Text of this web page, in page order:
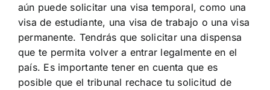
aún puede solicitar una visa temporal, como una
visa de estudiante, una visa de trabajo o una visa
permanente. Tendrás que solicitar una dispensa
que te permita volver a entrar legalmente en el
país. Es importante tener en cuenta que es
posible que el tribunal rechace tu solicitud de